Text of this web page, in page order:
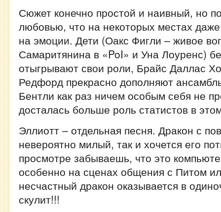
Сюжет конечно простой и наивный, но
любовью, что на некоторых местах
на эмоции. Дети (Оакс Фигли – живое
Самаритянина в «PoI» и Уна Лоуренс)
отыгрывают свои роли, Брайс Даллас
Редфорд прекрасно дополняют
Бентли как раз ничем особым себя не
досталась больше роль статистов в
Эллиотт – отдельная песня. Дракон с
невероятно милый, так и хочется его
просмотре забываешь, что это
особенно на сценах общения с Питом
несчастный дракон оказывается в
скулит!!!